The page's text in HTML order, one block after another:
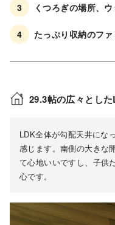
3 くつろぎの場所、
4 たっぷり収納のフ
29.3帖の広々とし
LDK全体が勾配天井にな
感じます。南側の大きな
て心地いいですし、子供
心です。